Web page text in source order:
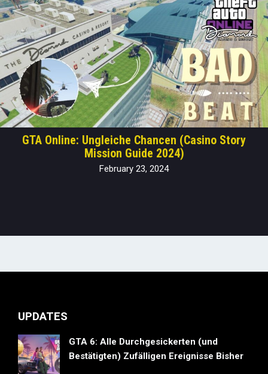
GTA Online: Ungleiche Chancen (Casino Story
Mission Guide 2024)
February 23, 2024
UPDATES
GTA 6: Alle Durchgesickerten (und
Bestätigten) Zufälligen Ereignisse Bisher